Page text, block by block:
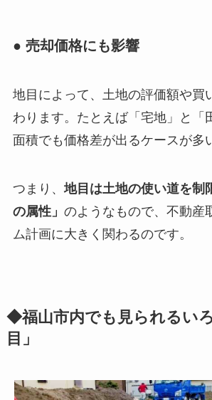
● 売却価格にも影響
地目によって、土地の評価額や買
わります。たとえば「宅地」と「
面積でも価格差が出るケースが多
つまり、地目は土地の使い道を制
の属性」 のようなもので、不動産
ム計画に大きく関わるのです。
◆福山市内でも見られるい
目」